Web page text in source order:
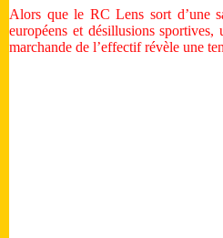
Alors que le RC Lens sort d’une
européens et désillusions
marchande de l’effectif révèle une